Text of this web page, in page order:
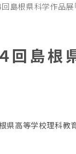
根県科学作品展
島根
高等学校理科教